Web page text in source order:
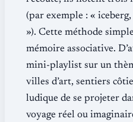
(par exemple : «
»). Cette méthode
mémoire associative.
mini-playlist sur un
villes d’art, sentiers
ludique de se projeter
voyage réel ou